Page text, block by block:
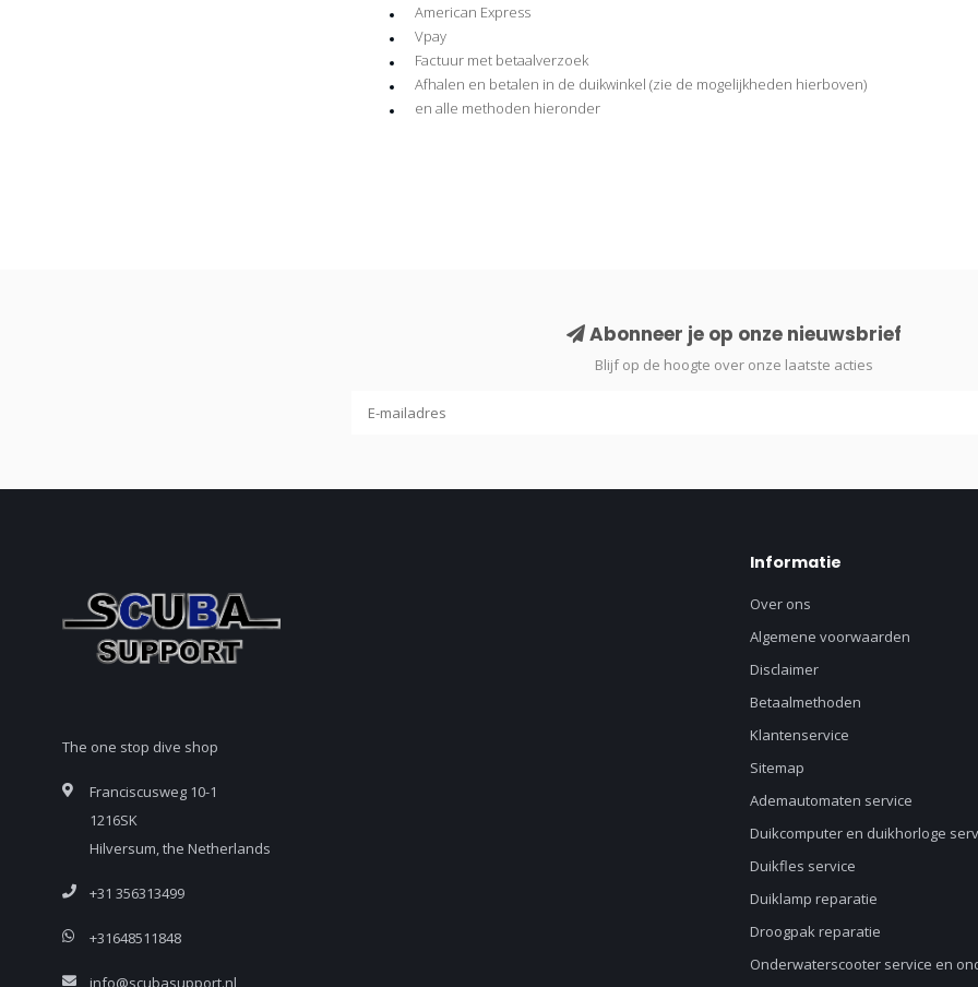
American Express
Vpay
Factuur met betaalverzoek
Afhalen en betalen in de duikwinkel (zie de mogelijkheden hierboven)
en alle methoden hieronder
Abonneer je op onze nieuwsbrief
Blijf op de hoogte over onze laatste acties
The one stop dive shop
Franciscusweg 10-1
1216SK
Hilversum, the Netherlands
+31 356313499
+31648511848
info@scubasupport.nl
Informatie
Over ons
Algemene voorwaarden
Disclaimer
Betaalmethoden
Klantenservice
Sitemap
Ademautomaten service
Duikcomputer en duikhorloge
Duikfles service
Duiklamp reparatie
Droogpak reparatie
Onderwaterscooter service en